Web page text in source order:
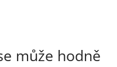
může hodně